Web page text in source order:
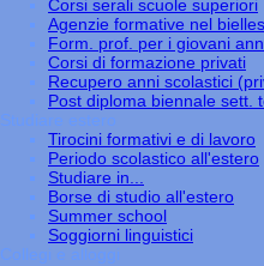
Corsi serali scuole superiori
Agenzie formative nel
Form. prof. per i giovani
Corsi di formazione privati
Recupero anni scolastici
Post diploma biennale sett.
Studiare estero
Tirocini formativi e di lavoro
Periodo scolastico all'estero
Studiare in...
Borse di studio all'estero
Summer school
Soggiorni linguistici
Collegi e alloggi